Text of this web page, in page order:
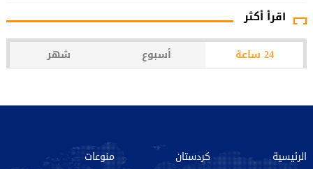
اقرأ أكثر
24 ساعة أسبوع شهر
الرئيسية
كردستان
منوعات